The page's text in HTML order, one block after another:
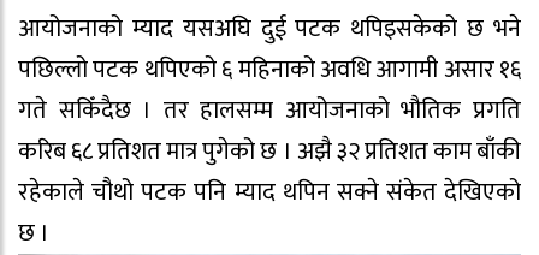
आयोजनाको म्याद यसअघि दुई पटक थपिइसकेको छ भने
पछिल्लो पटक थपिएको ६ महिनाको अवधि आगामी असार १६
गते सकिँदैछ । तर हालसम्म आयोजनाको भौतिक प्रगति
करिब ६८ प्रतिशत मात्र पुगेको छ । अझै ३२ प्रतिशत काम बाँकी
रहेकाले चौथो पटक पनि म्याद थपिन सक्ने संकेत देखिएको
छ ।